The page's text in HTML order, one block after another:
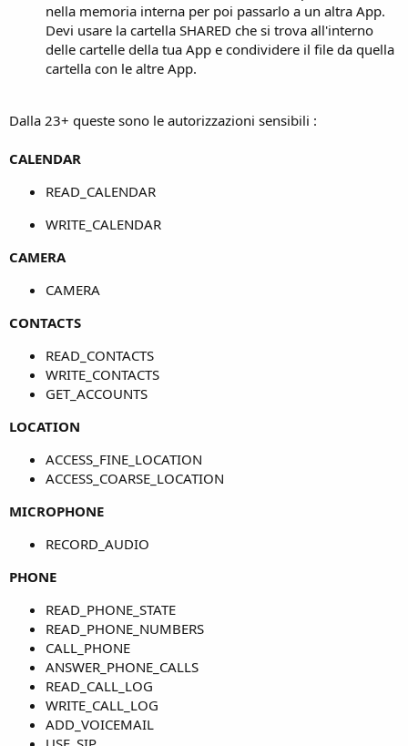
nella memoria interna per poi passarlo a un altra App.
Devi usare la cartella SHARED che si trova all'interno
delle cartelle della tua App e condividere il file da quella
cartella con le altre App.
Dalla 23+ queste sono le autorizzazioni sensibili :
CALENDAR
READ_CALENDAR
WRITE_CALENDAR
CAMERA
CAMERA
CONTACTS
READ_CONTACTS
WRITE_CONTACTS
GET_ACCOUNTS
LOCATION
ACCESS_FINE_LOCATION
ACCESS_COARSE_LOCATION
MICROPHONE
RECORD_AUDIO
PHONE
READ_PHONE_STATE
READ_PHONE_NUMBERS
CALL_PHONE
ANSWER_PHONE_CALLS
READ_CALL_LOG
WRITE_CALL_LOG
ADD_VOICEMAIL